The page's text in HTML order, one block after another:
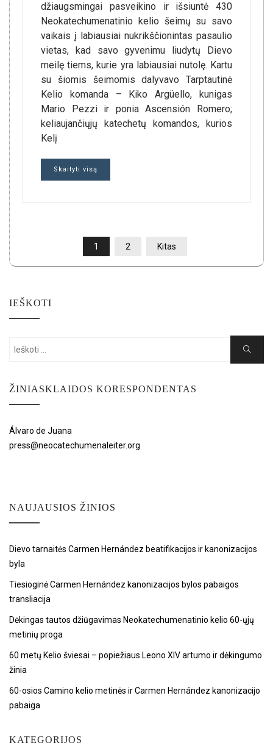
džiaugsmingai pasveikino ir išsiuntė 430
Neokatechumenatinio kelio šeimų su savo
vaikais į labiausiai nukrikščionintas pasaulio
vietas, kad savo gyvenimu liudytų Dievo
meilę tiems, kurie yra labiausiai nutolę. Kartu
su šiomis šeimomis dalyvavo Tarptautinė
Kelio komanda – Kiko Argüello, kunigas
Mario Pezzi ir ponia Ascensión Romero;
keliaujančiųjų katechetų komandos, kurios
Kelį
Skaityti visą
PUSLAPIAVIMAS
1 2 Kitas
IEŠKOTI
Search
Search
ŽINIASKLAIDOS KORESPONDENTAS
Álvaro de Juana
press@neocatechumenaleiter.org
NAUJAUSIOS ŽINIOS
Dievo tarnaitės Carmen Hernández beatifikacijos ir kanonizacijos
byla
Tiesioginė Carmen Hernández kanonizacijos bylos pabaigos
transliacija
Dėkingas tautos džiūgavimas Neokatechumenatinio kelio 60-ųjų
metinių proga
60 metų Kelio šviesai – popiežiaus Leono XIV artumo ir dėkingumo
žinia
60-osios Camino kelio metinės ir Carmen Hernández kanonizacijo
pabaiga
KATEGORIJOS